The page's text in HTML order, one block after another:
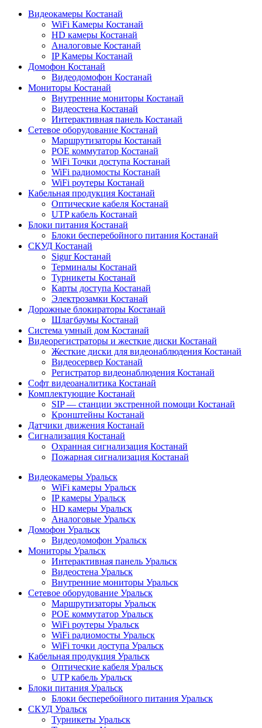
Видеокамеры Костанай
WiFi Камеры Костанай
HD камеры Костанай
Аналоговые Костанай
IP Камеры Костанай
Домофон Костанай
Видеодомофон Костанай
Мониторы Костанай
Внутренние мониторы Костанай
Видеостена Костанай
Интерактивная панель Костанай
Сетевое оборудование Костанай
Маршрутизаторы Костанай
POE коммутатор Костанай
WiFi Точки доступа Костанай
WiFi радиомосты Костанай
WiFi роутеры Костанай
Кабельная продукция Костанай
Оптические кабеля Костанай
UTP кабель Костанай
Блоки питания Костанай
Блоки бесперебойного питания Костанай
СКУД Костанай
Sigur Костанай
Терминалы Костанай
Турникеты Костанай
Карты доступа Костанай
Электрозамки Костанай
Дорожные блокираторы Костанай
Шлагбаумы Костанай
Система умный дом Костанай
Видеорегистраторы и жесткие диски Костанай
Жесткие диски для видеонаблюдения Костанай
Видеосервер Костанай
Регистратор видеонаблюдения Костанай
Софт видеоаналитика Костанай
Комплектующие Костанай
SIP — станции экстренной помощи Костанай
Кронштейны Костанай
Датчики движения Костанай
Сигнализация Костанай
Охранная сигнализация Костанай
Пожарная сигнализация Костанай
Видеокамеры Уральск
WiFi камеры Уральск
IP камеры Уральск
HD камеры Уральск
Аналоговые Уральск
Домофон Уральск
Видеодомофон Уральск
Мониторы Уральск
Интерактивная панель Уральск
Видеостена Уральск
Внутренние мониторы Уральск
Сетевое оборудование Уральск
Маршрутизаторы Уральск
POE коммутатор Уральск
WiFi роутеры Уральск
WiFi радиомосты Уральск
WiFi точки доступа Уральск
Кабельная продукция Уральск
Оптические кабеля Уральск
UTP кабель Уральск
Блоки питания Уральск
Блоки бесперебойного питания Уральск
СКУД Уральск
Турникеты Уральск